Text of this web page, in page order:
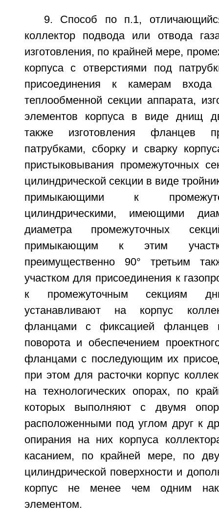
9. Способ по п.1,
коллектор подвода или отвода
изготовления, по крайней мере,
корпуса с отверстиями под
присоединения к камерам
теплообменной секции аппарата,
элементов корпуса в виде днищ
также изготовления фланцев
патрубками, сборку и сварку
пристыковывания промежуточных
цилиндрической секции в виде
примыкающими к
цилиндрическими, имеющими
диаметра промежуточных
примыкающим к этим
преимущественно 90° третьим
участком для присоединения к
к промежуточным секциям
устанавливают на корпус
фланцами с фиксацией фланцев
поворота и обеспечением
фланцами с последующим их
при этом для расточки корпус
на технологических опорах, по
которых выполняют с двумя
расположенными под углом друг к
опирания на них корпуса
касанием, по крайней мере, по
цилиндрической поверхности и
корпус не менее чем одним
элементом.